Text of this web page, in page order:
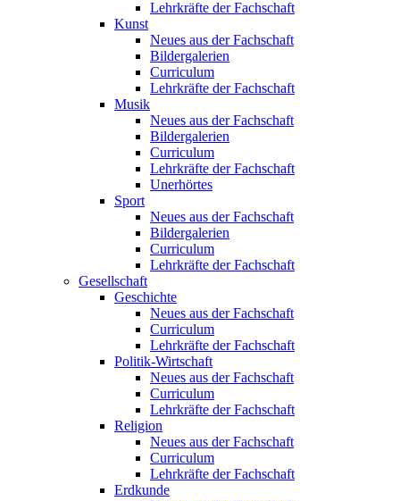
Lehrkräfte der Fachschaft
Kunst
Neues aus der Fachschaft
Bildergalerien
Curriculum
Lehrkräfte der Fachschaft
Musik
Neues aus der Fachschaft
Bildergalerien
Curriculum
Lehrkräfte der Fachschaft
Unerhörtes
Sport
Neues aus der Fachschaft
Bildergalerien
Curriculum
Lehrkräfte der Fachschaft
Gesellschaft
Geschichte
Neues aus der Fachschaft
Curriculum
Lehrkräfte der Fachschaft
Politik-Wirtschaft
Neues aus der Fachschaft
Curriculum
Lehrkräfte der Fachschaft
Religion
Neues aus der Fachschaft
Curriculum
Lehrkräfte der Fachschaft
Erdkunde